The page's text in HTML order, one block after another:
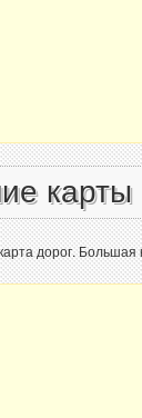
дорог. Большая